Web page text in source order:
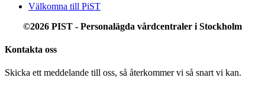
Välkomna till PiST
©2026 PIST - Personalägda vårdcentraler i Stockholm
Kontakta oss
Skicka ett meddelande till oss, så återkommer vi så snart vi kan.